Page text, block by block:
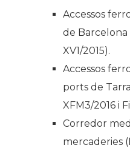
Accessos
de Barcelona
XV1/2015).
Accessos
ports de
XFM3/2016 i
Corredor
mercaderies